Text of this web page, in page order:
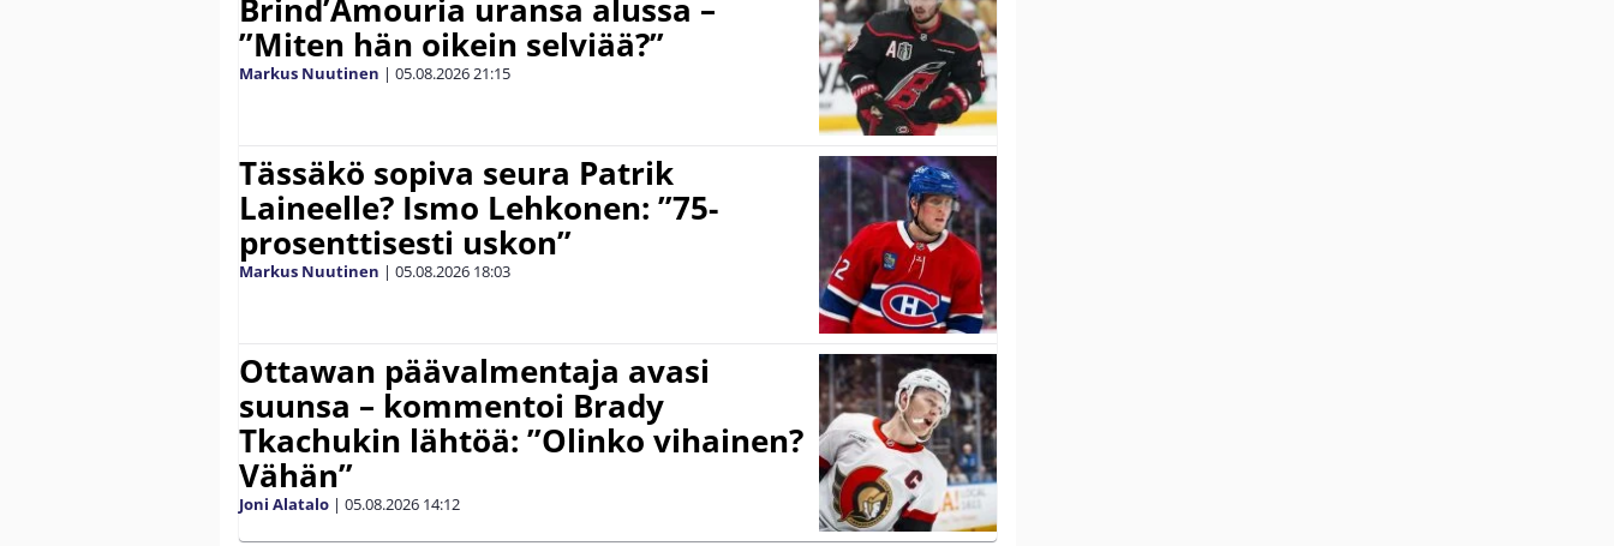
Brind’Amouria uransa alussa –
”Miten hän oikein selviää?”
Markus Nuutinen | 05.08.2026 21:15
Tässäkö sopiva seura Patrik
Laineelle? Ismo Lehkonen: ”75-
prosenttisesti uskon”
Markus Nuutinen | 05.08.2026 18:03
Ottawan päävalmentaja avasi
suunsa – kommentoi Brady
Tkachukin lähtöä: ”Olinko vihainen?
Vähän”
Joni Alatalo | 05.08.2026 14:12